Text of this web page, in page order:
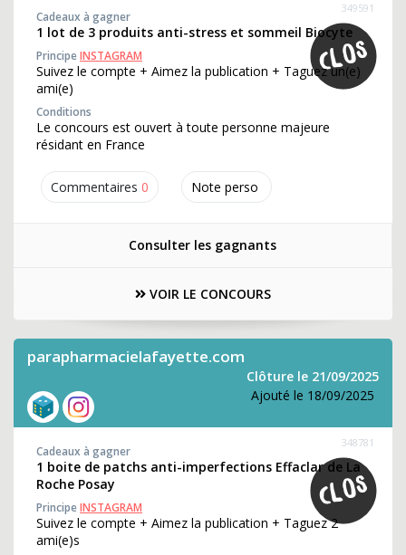
Commentaires 0 Note perso
349591
Cadeaux à gagner
1 lot de 3 produits anti-stress et sommeil Biocyte
PrincipeINSTAGRAM
Suivez le compte + Aimez la publication + Taguez un(e)
ami(e)
Conditions
Le concours est ouvert à toute personne majeure
résidant en France
Consulter les gagnants
VOIR LE CONCOURS
parapharmacielafayette.com
Clôture le 21/09/2025
Ajouté le 18/09/2025
348781
Cadeaux à gagner
1 boite de patchs anti-imperfections Effaclar de La
Roche Posay
PrincipeINSTAGRAM
Suivez le compte + Aimez la publication + Taguez 2
ami(e)s